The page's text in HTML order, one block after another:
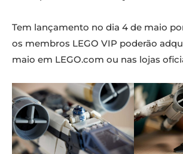
Tem lançamento no dia 4 de maio
os membros LEGO VIP poderão
maio em LEGO.com ou nas lojas